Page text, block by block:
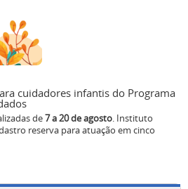
cuidadores infantis do Programa
de7 a 20 de agosto. Instituto
reserva para atuação em cinco